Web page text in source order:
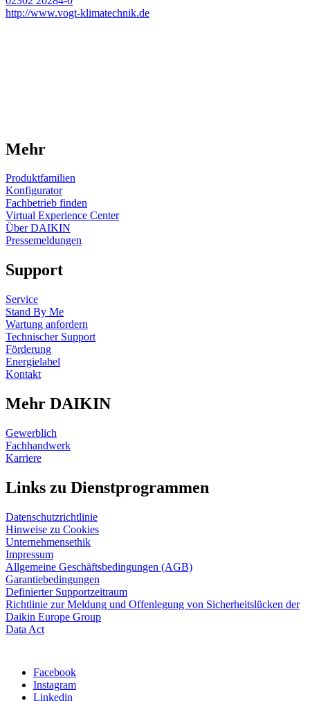
http://www.vogt-klimatechnik.de
Mehr
Produktfamilien
Konfigurator
Fachbetrieb finden
Virtual Experience Center
Über DAIKIN
Pressemeldungen
Support
Service
Stand By Me
Wartung anfordern
Technischer Support
Förderung
Energielabel
Kontakt
Mehr DAIKIN
Gewerblich
Fachhandwerk
Karriere
Links zu Dienstprogrammen
Datenschutzrichtlinie
Hinweise zu Cookies
Unternehmensethik
Impressum
Allgemeine Geschäftsbedingungen (AGB)
Garantiebedingungen
Definierter Supportzeitraum
Richtlinie zur Meldung und Offenlegung von Sicherheitslücken der
Daikin Europe Group
Data Act
Facebook
Instagram
Linkedin